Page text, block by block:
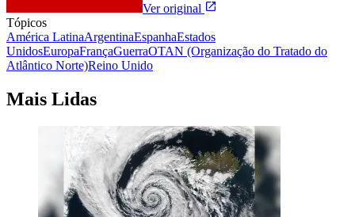
Ver original
Tópicos
América LatinaArgentinaEspanhaEstados
UnidosEuropaFrançaGuerraOTAN (Organização do Tratado do
Atlântico Norte)Reino Unido
Mais Lidas